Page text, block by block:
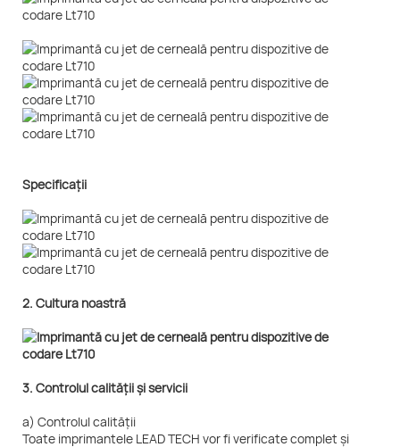
Specificații
2. Cultura noastră
3. Controlul calității și servicii
a) Controlul calității
Toate imprimantele LEAD TECH vor fi verificate complet și